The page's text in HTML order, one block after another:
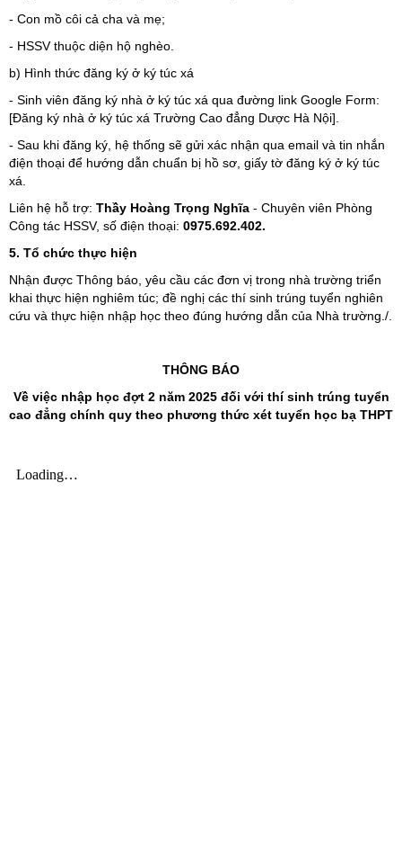
- Con mồ côi cả cha và mẹ;
- HSSV thuộc diện hộ nghèo.
b) Hình thức đăng ký ở ký túc xá
- Sinh viên đăng ký nhà ở ký túc xá qua đường link Google Form:
[Đăng ký nhà ở ký túc xá Trường Cao đẳng Dược Hà Nội].
- Sau khi đăng ký, hệ thống sẽ gửi xác nhận qua email và tin nhắn
điện thoại để hướng dẫn chuẩn bị hồ sơ, giấy tờ đăng ký ở ký túc
xá.
Liên hệ hỗ trợ: Thầy Hoàng Trọng Nghĩa - Chuyên viên Phòng
Công tác HSSV, số điện thoại: 0975.692.402.
5. Tổ chức thực hiện
Nhận được Thông báo, yêu cầu các đơn vị trong nhà trường triển
khai thực hiện nghiêm túc; đề nghị các thí sinh trúng tuyển nghiên
cứu và thực hiện nhập học theo đúng hướng dẫn của Nhà trường./.
THÔNG BÁO
Về việcnhập học đợt 2 năm 2025 đối với thí sinh trúng tuyển
cao đẳng chính quy theo phương thức xét tuyển học bạ THPT